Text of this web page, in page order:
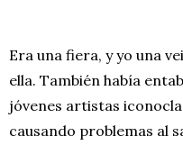
Era una fiera, y yo una
ella. También había
jóvenes artistas
causando problemas al